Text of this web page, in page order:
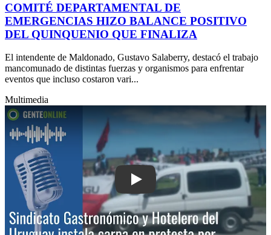
COMITÉ DEPARTAMENTAL DE
EMERGENCIAS HIZO BALANCE POSITIVO
DEL QUINQUENIO QUE FINALIZA
El intendente de Maldonado, Gustavo Salaberry, destacó el trabajo
mancomunado de distintas fuerzas y organismos para enfrentar
eventos que incluso costaron vari...
Multimedia
Play: Sindicato Gastronómico y